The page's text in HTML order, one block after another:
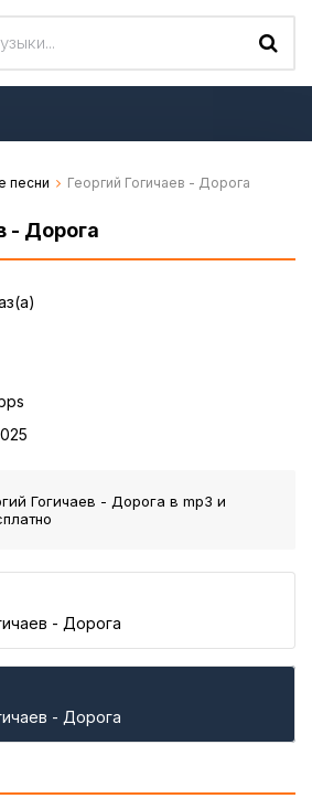
песни Георгий Гогичаев - Дорога
- Дорога
Гогичаев - Дорога в mp3 и
- Дорога
- Дорога